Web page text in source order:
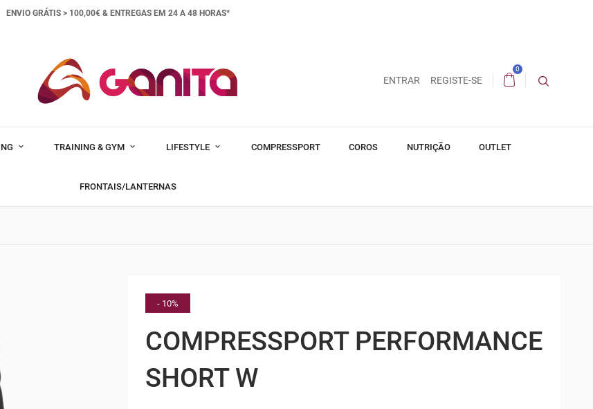
ENVIO GRÁTIS > 100,00€ & ENTREGAS EM 24 A 48 HORAS*
ENTRAR REGISTE-SE
0
TRAINING & GYM LIFESTYLE COMPRESSPORT COROS NUTRIÇÃO OUTLET
FRONTAIS/LANTERNAS
- 10%
COMPRESSPORT PERFORMANCE
SHORT W